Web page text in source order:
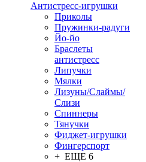
Антистресс-игрушки
Приколы
Пружинки-радуги
Йо-йо
Браслеты
антистресс
Липучки
Мялки
Лизуны/Слаймы/
Слизи
Спиннеры
Тянучки
Фиджет-игрушки
Фингерспорт
+ ЕЩЕ 6